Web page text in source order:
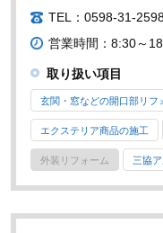
TEL：0598-31-
営業時間：8:30～
取り扱い項目
玄関・窓などの開口部リフ
エクステリア商品の施工
外装リフォーム 三協